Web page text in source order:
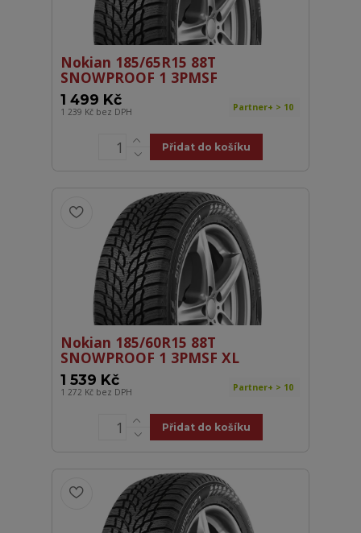
Nokian 185/65R15 88T
SNOWPROOF 1 3PMSF
1 499 Kč
1 239 Kč bez DPH Partner+ > 10
Přidat do košíku
Nokian 185/60R15 88T
SNOWPROOF 1 3PMSF XL
1 539 Kč
1 272 Kč bez DPH Partner+ > 10
Přidat do košíku